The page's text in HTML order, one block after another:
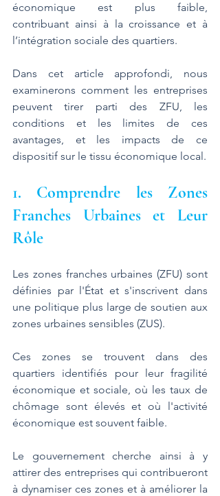
économique est plus faible,
contribuant ainsi à la croissance et à
l’intégration sociale des quartiers.
Dans cet article approfondi, nous
examinerons comment les entreprises
peuvent tirer parti des ZFU, les
conditions et les limites de ces
avantages, et les impacts de ce
dispositif sur le tissu économique local.
1. Comprendre les Zones
Franches Urbaines et Leur
Rôle
Les zones franches urbaines (ZFU) sont
définies par l'État et s'inscrivent dans
une politique plus large de soutien aux
zones urbaines sensibles (ZUS).
Ces zones se trouvent dans des
quartiers identifiés pour leur fragilité
économique et sociale, où les taux de
chômage sont élevés et où l'activité
économique est souvent faible.
Le gouvernement cherche ainsi à y
attirer des entreprises qui contribueront
à dynamiser ces zones et à améliorer la